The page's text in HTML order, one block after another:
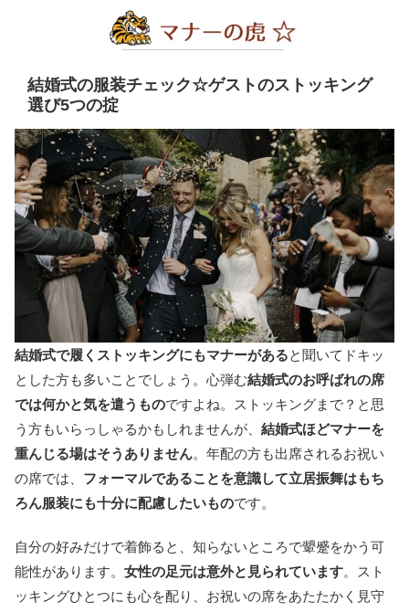
結婚式の服装チェック☆ゲストのストッキング
選び5つの掟
結婚式で履くストッキングにもマナーがあると聞いてドキッ
とした方も多いことでしょう。心弾む結婚式のお呼ばれの席
では何かと気を遣うものですよね。ストッキングまで？と思
う方もいらっしゃるかもしれませんが、 結婚式ほどマナーを
重んじる場はそうありません。年配の方も出席されるお祝い
の席では、 フォーマルであることを意識して立居振舞はもち
ろん服装にも十分に配慮したいものです。
自分の好みだけで着飾ると、知らないところで顰蹙をかう可
能性があります。 女性の足元は意外と見られています。スト
ッキングひとつにも心を配り、お祝いの席をあたたかく見守